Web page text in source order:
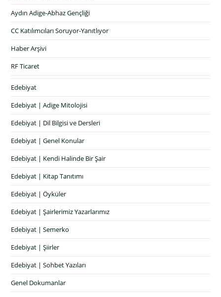
Aydın Adige-Abhaz Gençliği
CC Katılımcıları Soruyor-Yanıtlıyor
Haber Arşivi
RF Ticaret
Edebiyat
Edebiyat | Adige Mitolojisi
Edebiyat | Dil Bilgisi ve Dersleri
Edebiyat | Genel Konular
Edebiyat | Kendi Halinde Bir Şair
Edebiyat | Kitap Tanıtımı
Edebiyat | Öyküler
Edebiyat | Şairlerimiz Yazarlarımız
Edebiyat | Semerko
Edebiyat | Şiirler
Edebiyat | Sohbet Yazıları
Genel Dokumanlar